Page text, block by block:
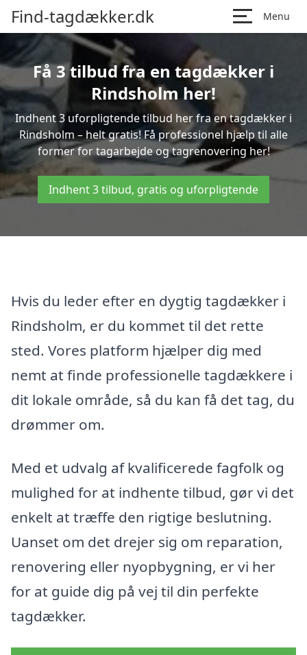
Find-tagdækker.dk Menu
Få 3 tilbud fra en tagdækker i
Rindsholm her!
Indhent 3 uforpligtende tilbud her fra en tagdækker i
Rindsholm – helt gratis! Få professionel hjælp til alle
former for tagarbejde og tagrenovering her!
Indhent 3 tilbud, gratis og uforpligtende
Hvis du leder efter en dygtig tagdækker i
Rindsholm, er du kommet til det rette
sted. Vores platform hjælper dig med
nemt at finde professionelle tagdækkere i
dit lokale område, så du kan få det tag, du
drømmer om.
Med et udvalg af kvalificerede fagfolk og
mulighed for at indhente tilbud, gør vi det
enkelt at træffe den rigtige beslutning.
Uanset om det drejer sig om reparation,
renovering eller nyopbygning, er vi her
for at guide dig på vej til din perfekte
tagdækker.